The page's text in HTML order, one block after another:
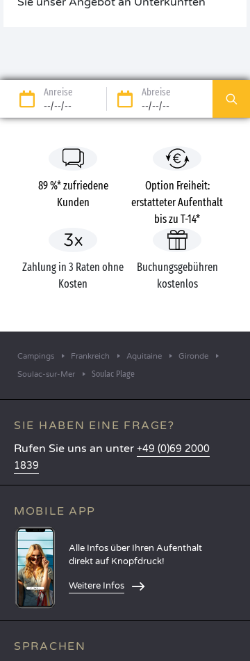
Anreise
--/--/--
Abreise
--/--/--
89 %* zufriedene
Kunden
Option Freiheit:
erstatteter Aufenthalt
bis zu T-14*
Zahlung in 3 Raten ohne
Kosten
Buchungsgebühren
kostenlos
Campings Frankreich Aquitaine
Gironde
Soulac-sur-Mer
Soulac Plage
SIE HABEN EINE FRAGE?
Rufen Sie uns an unter +49 (0)69 2000
1839
MOBILE APP
Alle Infos über Ihren Aufenthalt
direkt auf Knopfdruck!
Weitere Infos
SPRACHEN